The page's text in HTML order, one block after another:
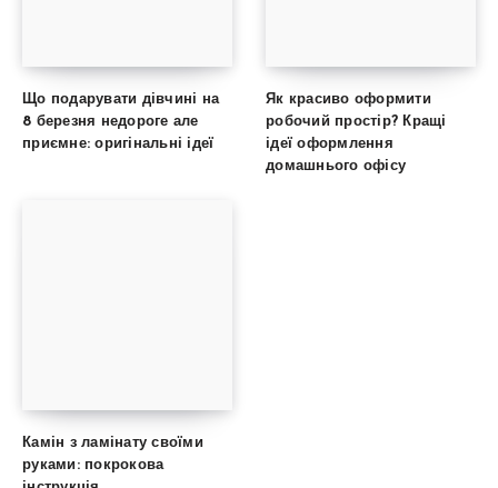
Що подарувати дівчині на
8 березня недороге але
приємне: оригінальні ідеї
Як красиво оформити
робочий простір? Кращі
ідеї оформлення
домашнього офісу
Камін з ламінату своїми
руками: покрокова